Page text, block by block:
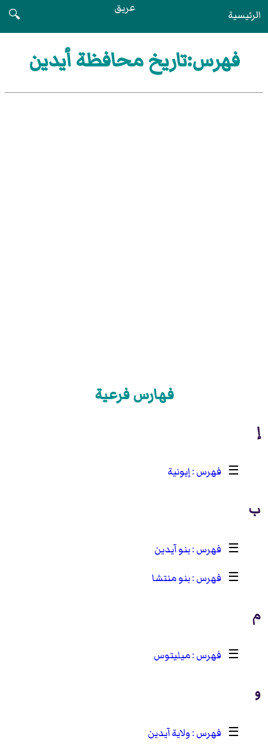
الرئيسية عريق
🔍
فهرس:تاريخ محافظة أيدين
فهارس فرعية
إ
☰ إيونية
ب
☰
بنو آيدين
☰
بنو منتشا
م
☰ ميليتوس
و
☰ ولاية آيدين